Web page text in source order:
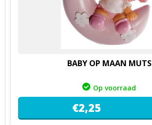
BABY OP MAAN MUTS
Op voorraad
€2,25